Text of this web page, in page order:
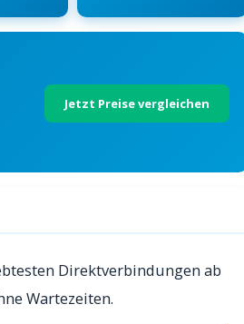
Jetzt Preise vergleichen
Direktverbindungen ab
Wartezeiten.